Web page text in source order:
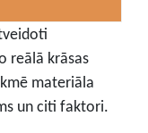
reālā krāsas
materiāla
un citi faktori.